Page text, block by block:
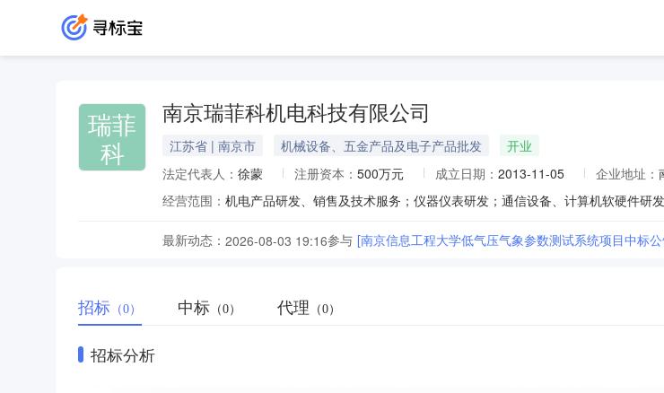
瑞菲
科
南京瑞菲科机电科技有限公司
江苏省 | 南京市 机械设备、五金产品及电子产品批发
开业
法定代表人： 徐蒙 注册资本： 500万元 成立日期： 2013-11-05 企业地址：
经营范围：
最新动态： 2026-08-03 19:16参与 [南京信息工程大学低气压气象参数测试系统项目中标
招标 （0） 中标 （0） 代理 （0）
招标分析